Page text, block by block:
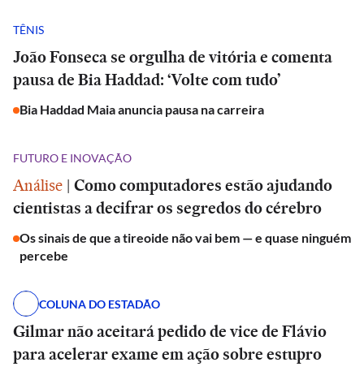
TÊNIS
João Fonseca se orgulha de vitória e comenta
pausa de Bia Haddad: ‘Volte com tudo’
Bia Haddad Maia anuncia pausa na carreira
FUTURO E INOVAÇÃO
Análise | Como computadores estão ajudando
cientistas a decifrar os segredos do cérebro
Os sinais de que a tireoide não vai bem — e quase ninguém
percebe
COLUNA DO ESTADÃO
Gilmar não aceitará pedido de vice de Flávio
para acelerar exame em ação sobre estupro